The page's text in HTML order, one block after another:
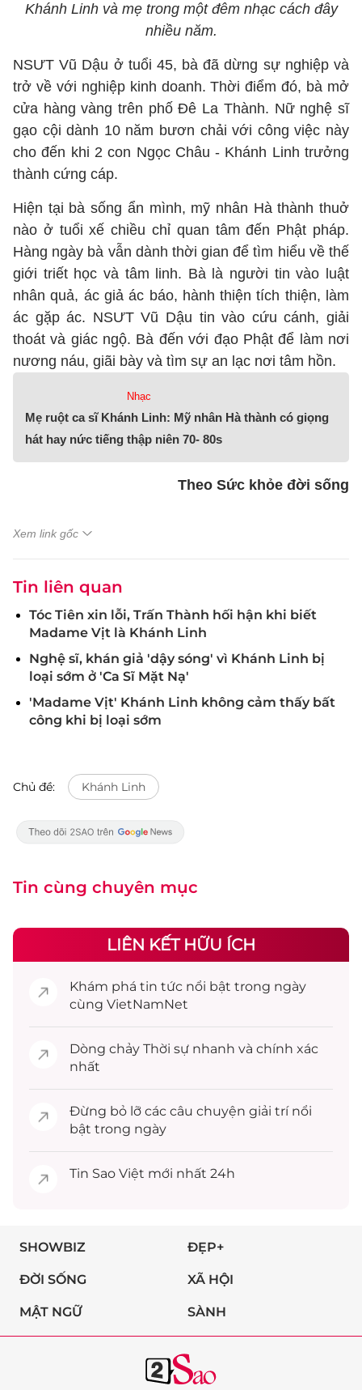
Khánh Linh và mẹ trong một đêm nhạc cách đây
nhiều năm.
NSƯT Vũ Dậu ở tuổi 45, bà đã dừng sự nghiệp và
trở về với nghiệp kinh doanh. Thời điểm đó, bà mở
cửa hàng vàng trên phố Đê La Thành. Nữ nghệ sĩ
gạo cội dành 10 năm bươn chải với công việc này
cho đến khi 2 con Ngọc Châu - Khánh Linh trưởng
thành cứng cáp.
Hiện tại bà sống ẩn mình, mỹ nhân Hà thành thuở
nào ở tuổi xế chiều chỉ quan tâm đến Phật pháp.
Hàng ngày bà vẫn dành thời gian để tìm hiểu về thế
giới triết học và tâm linh. Bà là người tin vào luật
nhân quả, ác giả ác báo, hành thiện tích thiện, làm
ác gặp ác. NSƯT Vũ Dậu tin vào cứu cánh, giải
thoát và giác ngộ. Bà đến với đạo Phật để làm nơi
nương náu, giãi bày và tìm sự an lạc nơi tâm hồn.
Nhạc
Mẹ ruột ca sĩ Khánh Linh: Mỹ nhân Hà thành có giọng
hát hay nức tiếng thập niên 70- 80s
Theo Sức khỏe đời sống
Xem link gốc
Tin liên quan
Tóc Tiên xin lỗi, Trấn Thành hối hận khi biết
Madame Vịt là Khánh Linh
Nghệ sĩ, khán giả 'dậy sóng' vì Khánh Linh bị
loại sớm ở 'Ca Sĩ Mặt Nạ'
'Madame Vịt' Khánh Linh không cảm thấy bất
công khi bị loại sớm
Chủ đề: Khánh Linh
Tin cùng chuyên mục
LIÊN KẾT HỮU ÍCH
Khám phá tin tức nổi bật trong ngày
cùng VietNamNet
Dòng chảy Thời sự nhanh và chính xác
nhất
Đừng bỏ lỡ các câu chuyện giải trínổi
bật trong ngày
Tin Sao Việt mới nhất 24h
SHOWBIZ ĐẸP+
ĐỜI SỐNG XÃ HỘI
MẬT NGỮ SÀNH